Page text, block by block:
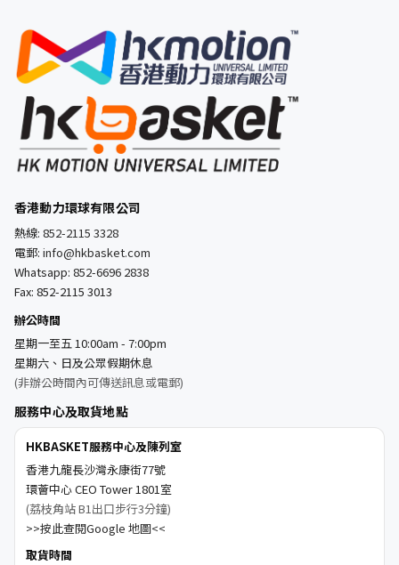
香港動力環球有限公司
熱線: 852-2115 3328
電郵: info@hkbasket.com
Whatsapp: 852-6696 2838
Fax: 852-2115 3013
辦公時間
星期一至五 10:00am - 7:00pm
星期六、日及公眾假期休息
(非辦公時間內可傳送訊息或電郵)
服務中心及取貨地點
HKBASKET服務中心及陳列室
香港九龍長沙灣永康街77號
環薈中心 CEO Tower 1801室
(荔枝角站 B1出口步行3分鐘)
>>按此查閱Google 地圖<<
取貨時間